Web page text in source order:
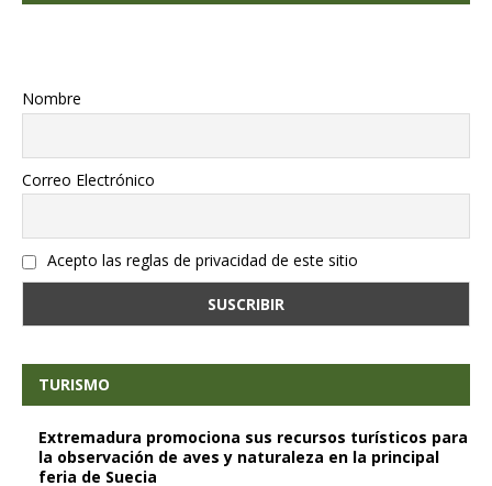
Nombre
Correo Electrónico
Acepto las reglas de privacidad de este sitio
TURISMO
Extremadura promociona sus recursos turísticos para
la observación de aves y naturaleza en la principal
feria de Suecia